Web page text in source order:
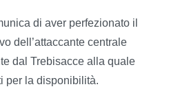
di aver perfezionato il
dell’attaccante centrale
dal Trebisacce alla quale
per la disponibilità.